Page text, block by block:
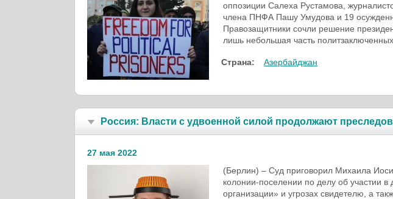
оппозиции Салеха Рустамова,
члена ПНФА Пашу Умудова и 19
Правозащитники сочли решение
лишь небольшая часть политзаключенных.
Страна: Азербайджан
Россия: Власти с удвоенной силой продолжают
27 мая 2022
(Берлин) – Суд приговорил Михаила
колонии-поселении по делу об участии в
организации» и угрозах свидетелю, а